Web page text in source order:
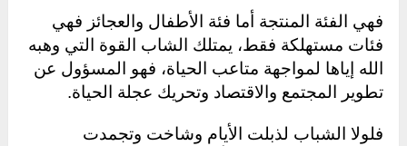
فهي الفئة المنتجة أما فئة الأطفال والعجائز فهي
فئات مستهلكة فقط، يمتلك الشاب القوة التي وهبه
الله إياها لمواجهة متاعب الحياة، فهو المسؤول عن
تطوير المجتمع والاقتصاد وتحريك عجلة الحياة.
فلولا الشباب لذبلت الأيام وشاخت وتجمدت